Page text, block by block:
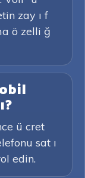
zay ı f
ö zelli ğ
ü cret
sat ı
edin.